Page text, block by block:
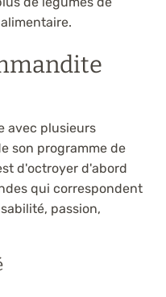
avec plusieurs
son programme de
d'octroyer d'abord
qui correspondent
passion,